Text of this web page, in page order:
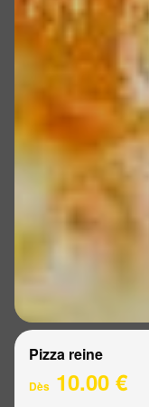
Pizza reine
Dès 10.00 €